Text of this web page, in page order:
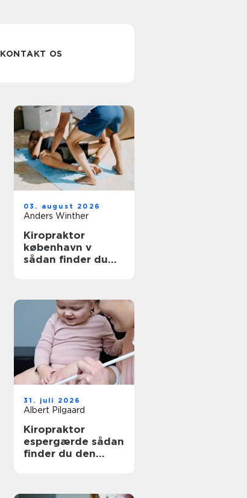
KONTAKT OS
03. august 2026
Anders Winther
Kiropraktor
københavn v
sådan finder du
31. juli 2026
Albert Pilgaard
Kiropraktor
espergærde sådan
finder du den